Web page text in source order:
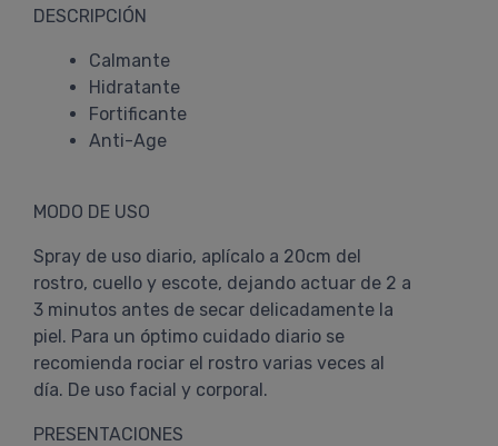
DESCRIPCIÓN
Calmante
Hidratante
Fortificante
Anti-Age
MODO DE USO
Spray de uso diario, aplícalo a 20cm del
rostro, cuello y escote, dejando actuar de 2 a
3 minutos antes de secar delicadamente la
piel. Para un óptimo cuidado diario se
recomienda rociar el rostro varias veces al
día. De uso facial y corporal.
PRESENTACIONES